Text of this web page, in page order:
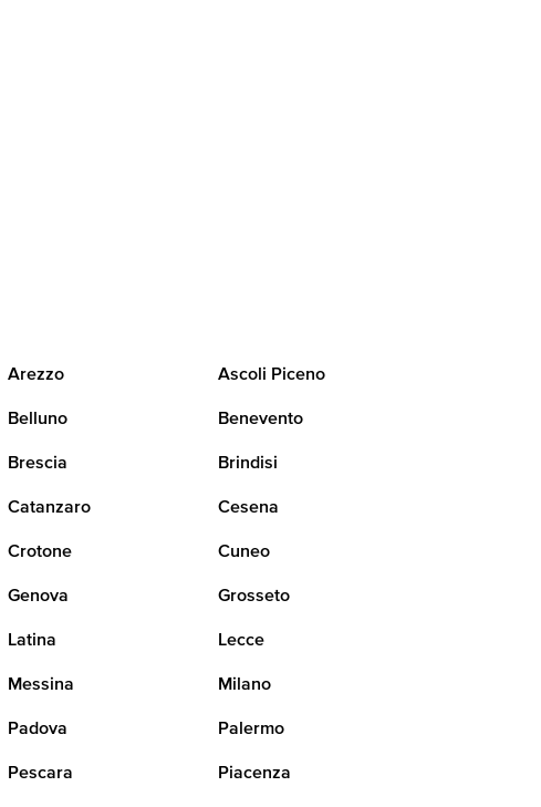
Arezzo Ascoli Piceno
Belluno Benevento
Brescia Brindisi
Catanzaro Cesena
Crotone Cuneo
Genova Grosseto
Latina Lecce
Messina Milano
Padova Palermo
Pescara Piacenza